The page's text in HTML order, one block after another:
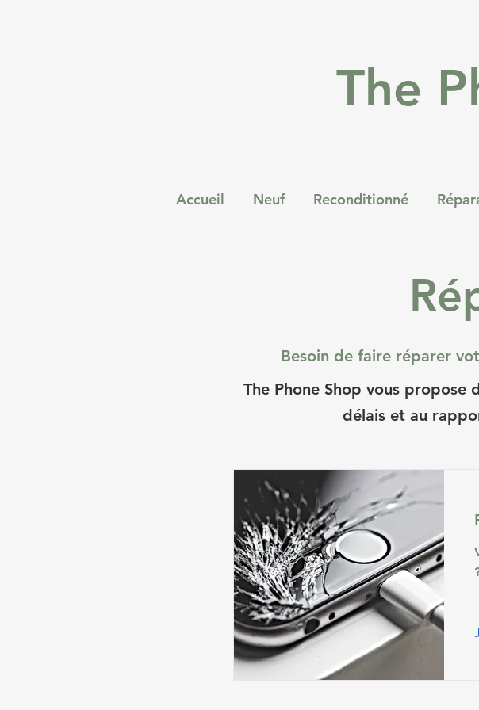
The
Accueil Neuf Reconditionné
Besoin de faire réparer
The Phone Shop vous propose
délais et au